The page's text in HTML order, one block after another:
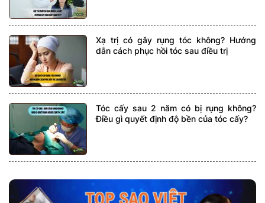
Xạ trị có gây rụng tóc không? Hướng
dẫn cách phục hồi tóc sau điều trị
Tóc cấy sau 2 năm có bị rụng không?
Điều gì quyết định độ bền của tóc cấy?